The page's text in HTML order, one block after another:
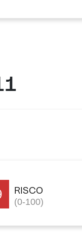
RISCO
(0-100)